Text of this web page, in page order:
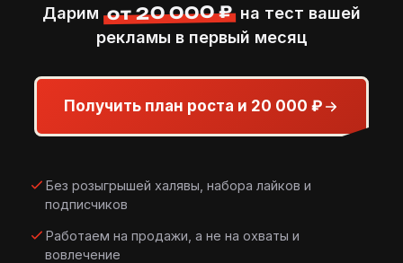
Дарим от 20 000 ₽ на тест вашей
рекламы в первый месяц
Получить план роста и 20 000 ₽
Без розыгрышей халявы, набора лайков и
подписчиков
Работаем на продажи, а не на охваты и
вовлечение